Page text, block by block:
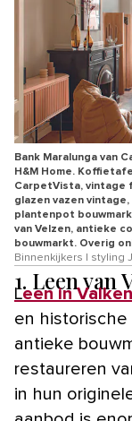
Bank Maralunga van
H&M Home.
CarpetVista, vintage
glazen vazen
plantenpot
van Velzen, antieke
bouwmarkt. Overig
Binnenkijkers | styling
1. Leen van
Leen in
en historische
antieke
restaureren
in hun